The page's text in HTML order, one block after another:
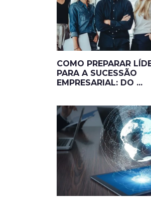
COMO PREPARAR
PARA A SUCESSÃO
EMPRESARIAL: DO ...